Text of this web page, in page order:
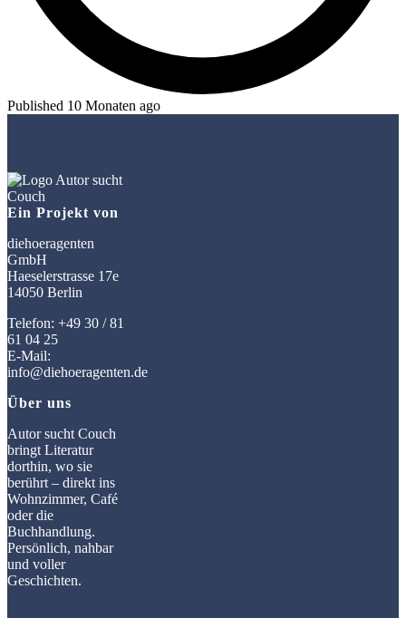
Published 10 Monaten ago
Ein Projekt von
diehoeragenten
GmbH
Haeselerstrasse 17e
14050 Berlin
Telefon: +49 30 / 81
61 04 25
E-Mail:
info@diehoeragenten.de
Über uns
Autor sucht Couch
bringt Literatur
dorthin, wo sie
berührt – direkt ins
Wohnzimmer, Café
oder die
Buchhandlung.
Persönlich, nahbar
und voller
Geschichten.